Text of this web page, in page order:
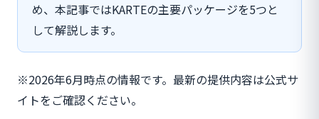
め、本記事ではKARTEの主要パッケージを5つと
して解説します。
※2026年6月時点の情報です。最新の提供内容は公式サ
イトをご確認ください。